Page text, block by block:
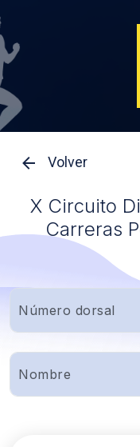
Volver
X Circuito
Carreras